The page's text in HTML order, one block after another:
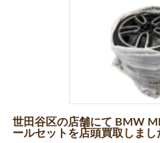
世田谷区の店舗にて BMW
ールセットを店頭買取しまし